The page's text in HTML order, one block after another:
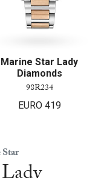
Marine Star Lady
Diamonds
98R234
EURO 419